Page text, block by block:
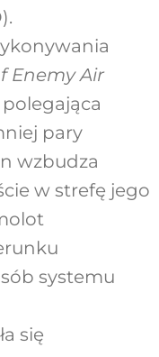
Enemy Air
polegająca
pary
wzbudza
w strefę jego
systemu
się